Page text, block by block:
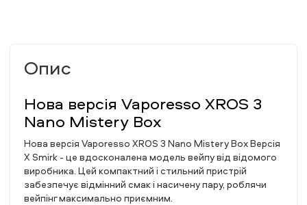
Опис
Нова версія Vaporesso XROS 3
Nano Mistery Box
Нова версія Vaporesso XROS 3 Nano Mistery Box Версія
X Smirk - це вдосконалена модель вейпу від відомого
виробника. Цей компактний і стильний пристрій
забезпечує відмінний смак і насичену пару, роблячи
вейпінг максимально приємним.